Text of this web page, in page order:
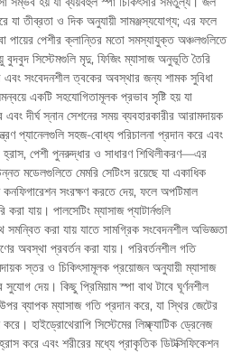
যা তীব্রতা ও দিক অনুযায়ী সামঞ্জস্যযোগ্য; এর ফলে
বা পায়ের পেশীর ক্লান্তির মতো সমস্যাযুক্ত অঞ্চলগুলিতে
বুদবুদ সিস্টেমগুলি মৃদু, ফিজিং ম্যাসাজ অনুভূতি তৈরি
এবং সংবেদনশীল ত্বকের অবস্থার জন্য শামক সুবিধা
একটি সহযোগিতামূলক প্রভাব সৃষ্টি হয় যা
এবং দীর্ঘ স্নান সেশনের সময় ব্যবহারকারীর আরামদায়ক
প্যানেলগুলি সহজ-বোধ্য পরিচালনা প্রদান করে এবং
হ্রাস, পেশী পুনরুদ্ধার ও সাধারণ শিথিলীকরণ—এর
মডেলগুলিতে মেমরি সেটিংস রয়েছে যা একাধিক
কনফিগারেশন সংরক্ষণ করতে দেয়, ফলে অপটিমাল
যায়। পালসেটিং ম্যাসাজ প্যাটার্নগুলি
করা যায় যাতে সামগ্রিক সংবেদনশীল অভিজ্ঞতা
অবস্থা প্রবর্তন করা যায়। পরিবর্তনশীল গতি
স্তর ও চিকিৎসামূলক প্রয়োজন অনুযায়ী ম্যাসাজ
সুযোগ দেয়। কিছু প্রিমিয়াম স্পা বাথ টাবে ঘূর্ণনশীল
ব্যাপক ম্যাসাজ গতি প্রদান করে, যা স্থির জেটের
হাইড্রোথেরাপি সিস্টেমের লিম্ফ্যাটিক ড্রেনেজ
করে এবং শরীরের মধ্যে প্রাকৃতিক ডিটক্সিফিকেশন